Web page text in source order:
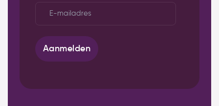
Aanmelden